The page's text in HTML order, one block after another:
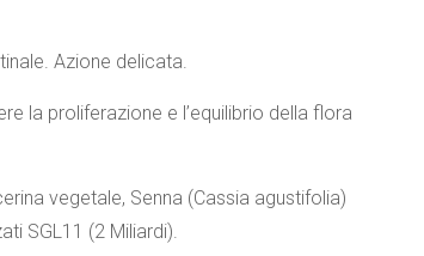
Azione delicata.
la proliferazione e l’equilibrio della flora
vegetale, Senna (Cassia agustifolia)
SGL11 (2 Miliardi).